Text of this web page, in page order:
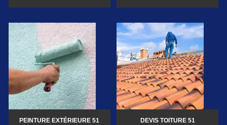
PEINTURE EXTÉRIEURE 51 DEVIS TOITURE 51